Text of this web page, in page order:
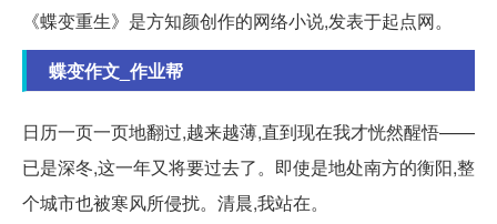
《蝶变重生》是方知颜创作的网络小说,发表于起点网。
蝶变作文_作业帮
日历一页一页地翻过,越来越薄,直到现在我才恍然醒悟——
已是深冬,这一年又将要过去了。即使是地处南方的衡阳,整
个城市也被寒风所侵扰。清晨,我站在。